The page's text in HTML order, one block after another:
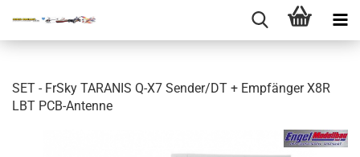
SET - FrSky TARANIS Q-X7 Sender/DT + Empfänger X8R
LBT PCB-Antenne